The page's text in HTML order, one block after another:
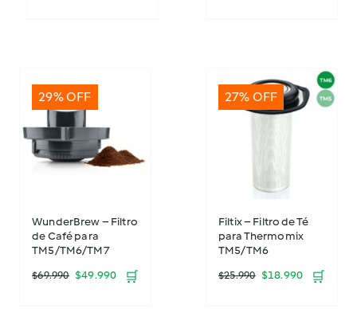
29% OFF
WunderBrew – Filtro
de Café para
TM5/TM6/TM7
$69.990 El
$49.990El 🛒
27% OFF
Filtix – Filtro de Té
para Thermomix
TM5/TM6
$25.990 El
$18.990El 🛒